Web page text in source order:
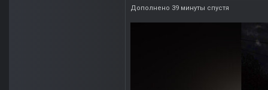
Дополнено 39 минуты спустя